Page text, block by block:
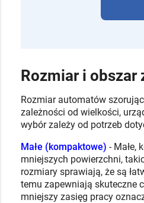
Rozmiar i
Rozmiar automatów
zależności od wielkości,
wybór zależy od potrzeb
Małe (kompaktowe) - Małe,
mniejszych powierzchni,
rozmiary sprawiają, że są
temu zapewniają skuteczne
mniejszy zasięg pracy